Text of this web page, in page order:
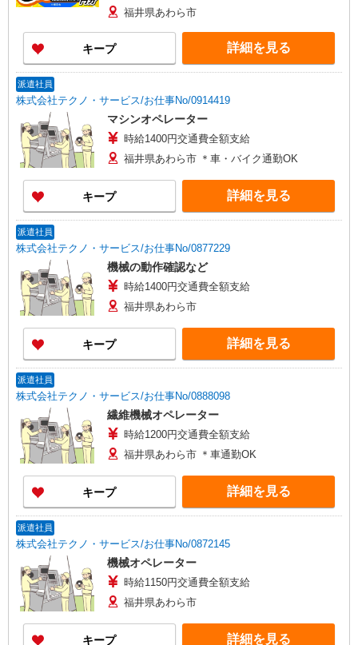
福井県あわら市
キープ 詳細を見る
派遣社員
株式会社テクノ・サービス/お仕事No/0914419
マシンオペレーター
時給1400円交通費全額支給
福井県あわら市 ＊車・バイク通勤OK
キープ 詳細を見る
派遣社員
株式会社テクノ・サービス/お仕事No/0877229
機械の動作確認など
時給1400円交通費全額支給
福井県あわら市
キープ 詳細を見る
派遣社員
株式会社テクノ・サービス/お仕事No/0888098
繊維機械オペレーター
時給1200円交通費全額支給
福井県あわら市 ＊車通勤OK
キープ 詳細を見る
派遣社員
株式会社テクノ・サービス/お仕事No/0872145
機械オペレーター
時給1150円交通費全額支給
福井県あわら市
キープ 詳細を見る